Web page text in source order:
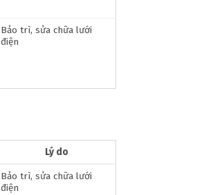
Bảo trì, sửa chữa lưới
điện
Lý do
Bảo trì, sửa chữa lưới
điện